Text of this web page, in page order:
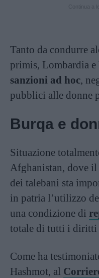
Tanto da condurre
primis, Lombardia e
sanzioni ad hoc,
pubblici alle donne
Burqa e
Situazione
Afghanistan, dove
dei talebani sta
in patria l’utilizzo
una condizione di
totale di tutti i diritti
Come ha
Hashmot, al